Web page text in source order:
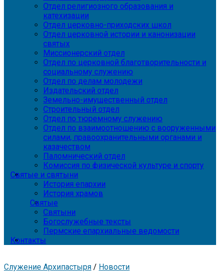
Отдел религиозного образования и
катехизации
Отдел церковно-приходских школ
Отдел церковной истории и канонизации
святых
Миссионерский отдел
Отдел по церковной благотворительности и
социальному служению
Отдел по делам молодежи
Издательский отдел
Земельно-имущественный отдел
Строительный отдел
Отдел по тюремному служению
Отдел по взаимоотношению с вооруженными
силами, правоохранительными органами и
казачеством
Паломнический отдел
Комиссия по физической культуре и спорту
Святые и святыни
История епархии
История храмов
Святые
Святыни
Богослужебные тексты
Пермские епархиальные ведомости
Контакты
Служение Архипастыря / Новости